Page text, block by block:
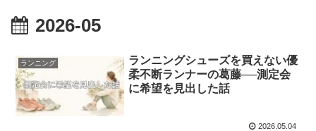
2026-05
ランニング
ランニングシューズを買えない優
柔不断ランナーの葛藤──測定会
に希望を見出した話
2026.05.04